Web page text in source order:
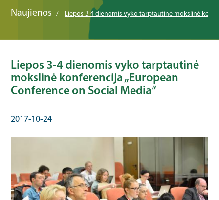
Naujienos Liepos 3-4 dienomis vyko tarptautinė mokslinė
Liepos 3-4 dienomis vyko tarptautinė
mokslinė konferencija „European
Conference on Social Media“
2017-10-24